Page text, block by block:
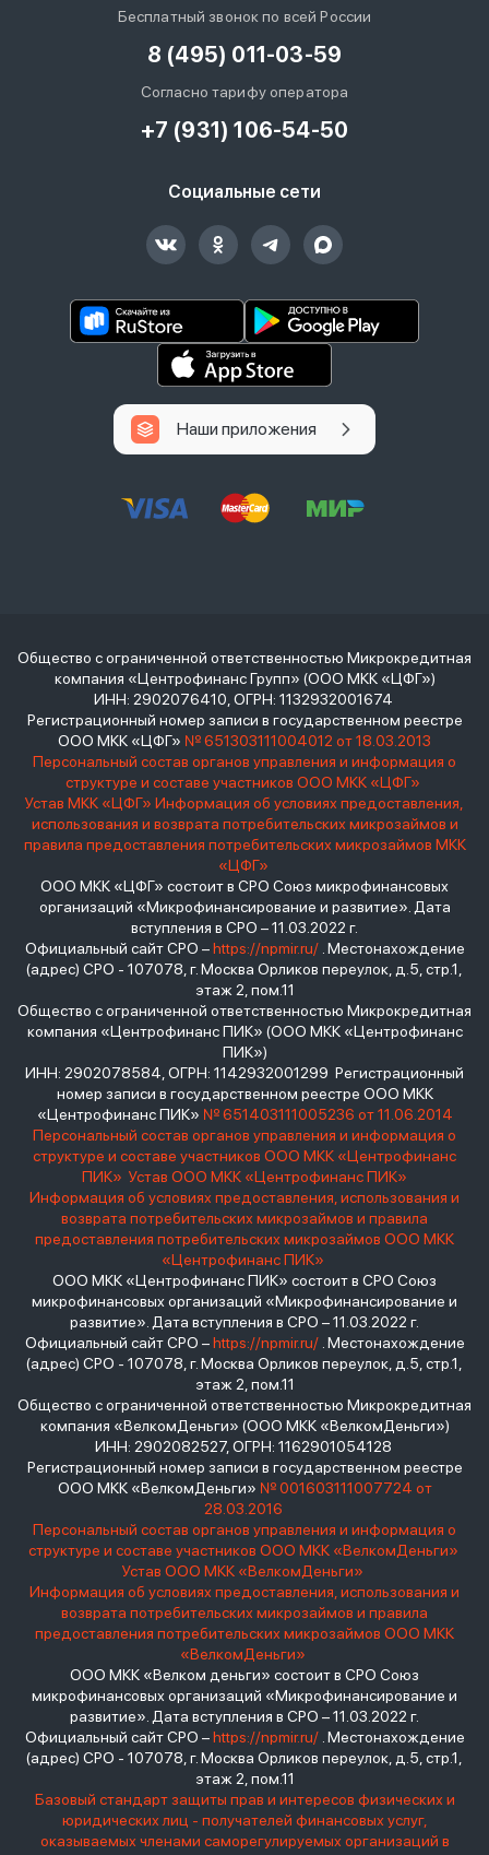
Бесплатный звонок по всей России
8 (495) 011-03-59
Согласно тарифу оператора
+7 (931) 106-54-50
Социальные сети
Наши приложения
Общество с ограниченной ответственностью Микрокредитная
компания «Центрофинанс Групп» (ООО МКК «ЦФГ»)
ИНН: 2902076410, ОГРН: 1132932001674
Регистрационный номер записи в государственном реестре
ООО МКК «ЦФГ» № 651303111004012 от 18.03.2013
Персональный состав органов управления и информация о
структуре и составе участников ООО МКК «ЦФГ»
Устав МКК «ЦФГ» Информация об условиях предоставления,
использования и возврата потребительских микрозаймов и
правила предоставления потребительских микрозаймов МКК
«ЦФГ»
ООО МКК «ЦФГ» состоит в СРО Союз микрофинансовых
организаций «Микрофинансирование и развитие». Дата
вступления в СРО – 11.03.2022 г.
Официальный сайт СРО –https://npmir.ru/. Местонахождение
(адрес) СРО - 107078, г. Москва Орликов переулок, д.5, стр.1,
этаж 2, пом.11
Общество с ограниченной ответственностью Микрокредитная
компания «Центрофинанс ПИК» (ООО МКК «Центрофинанс
ПИК»)
ИНН: 2902078584, ОГРН: 1142932001299 Регистрационный
номер записи в государственном реестре ООО МКК
«Центрофинанс ПИК» № 651403111005236 от 11.06.2014
Персональный состав органов управления и информация о
структуре и составе участников ООО МКК «Центрофинанс
ПИК» Устав ООО МКК «Центрофинанс ПИК»
Информация об условиях предоставления, использования и
возврата потребительских микрозаймов и правила
предоставления потребительских микрозаймов ООО МКК
«Центрофинанс ПИК»
ООО МКК «Центрофинанс ПИК» состоит в СРО Союз
микрофинансовых организаций «Микрофинансирование и
развитие». Дата вступления в СРО – 11.03.2022 г.
Официальный сайт СРО –https://npmir.ru/. Местонахождение
(адрес) СРО - 107078, г. Москва Орликов переулок, д.5, стр.1,
этаж 2, пом.11
Общество с ограниченной ответственностью Микрокредитная
компания «ВелкомДеньги» (ООО МКК «ВелкомДеньги»)
ИНН: 2902082527, ОГРН: 1162901054128
Регистрационный номер записи в государственном реестре
ООО МКК «ВелкомДеньги» № 001603111007724 от
28.03.2016
Персональный состав органов управления и информация о
структуре и составе участников ООО МКК «ВелкомДеньги»
Устав ООО МКК «ВелкомДеньги»
Информация об условиях предоставления, использования и
возврата потребительских микрозаймов и правила
предоставления потребительских микрозаймов ООО МКК
«ВелкомДеньги»
ООО МКК «Велком деньги» состоит в СРО Союз
микрофинансовых организаций «Микрофинансирование и
развитие». Дата вступления в СРО – 11.03.2022 г.
Официальный сайт СРО –https://npmir.ru/. Местонахождение
(адрес) СРО - 107078, г. Москва Орликов переулок, д.5, стр.1,
этаж 2, пом.11
Базовый стандарт защиты прав и интересов физических и
юридических лиц - получателей финансовых услуг,
оказываемых членами саморегулируемых организаций в